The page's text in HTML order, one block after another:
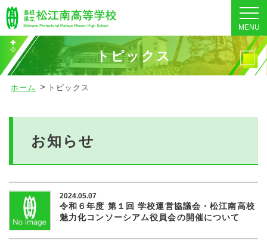
MENU
トピックス
ホーム トピックス
お知らせ
2024.05.07
令和６年度 第１回 学校運営協議会・松江南高校
魅力化コンソーシアム役員会の開催について